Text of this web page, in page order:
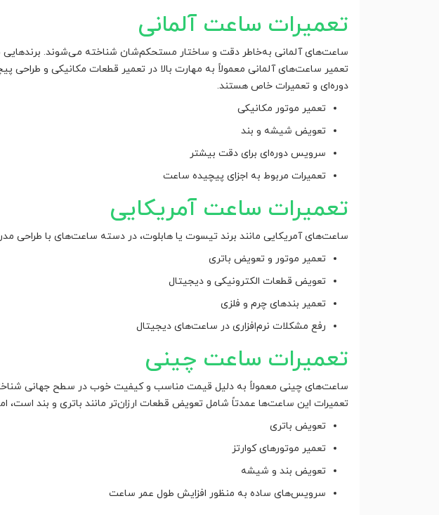
تعمیرات ساعت آلمانی
ساعت‌های آلمانی به‌خاطر دقت و ساختار مستحکم‌شان شناخته می‌شوند. برندهایی
تعمیر ساعت‌های آلمانی معمولاً به مهارت بالا در تعمیر قطعات مکانیکی و طراحی
دوره‌ای و تعمیرات خاص هستند.
تعمیر موتور مکانیکی
تعویض شیشه و بند
سرویس دوره‌ای برای دقت بیشتر
تعمیرات مربوط به اجزای پیچیده ساعت
تعمیرات ساعت آمریکایی
ساعت‌های آمریکایی مانند برند تیسوت یا هابلوت، در دسته ساعت‌های با طراحی
تعمیر موتور و تعویض باتری
تعویض قطعات الکترونیکی و دیجیتال
تعمیر بندهای چرم و فلزی
رفع مشکلات نرم‌افزاری در ساعت‌های دیجیتال
تعمیرات ساعت چینی
ساعت‌های چینی معمولاً به دلیل قیمت مناسب و کیفیت خوب در سطح جهانی
تعمیرات این ساعت‌ها عمدتاً شامل تعویض قطعات ارزان‌تر مانند باتری و بند
تعویض باتری
تعمیر موتورهای کوارتز
تعویض بند و شیشه
سرویس‌های ساده به منظور افزایش طول عمر ساعت